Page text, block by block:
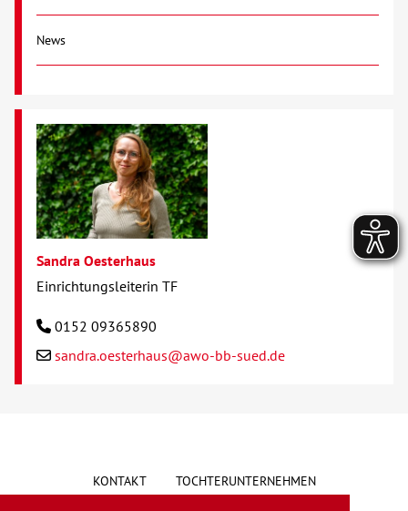
News
Sandra Oesterhaus
Einrichtungsleiterin TF
0152 09365890
sandra.oesterhaus@awo-bb-sued.de
KONTAKT TOCHTERUNTERNEHMEN